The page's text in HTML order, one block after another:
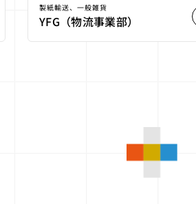
製紙輸送、一般雑貨
YFG（物流事業部）